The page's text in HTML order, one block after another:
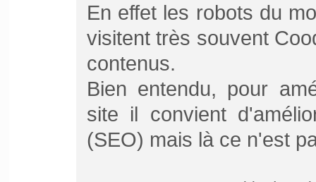
En effet les robots du
visitent très souvent
contenus.
Bien entendu, pour
site il convient
(SEO) mais là ce n'est